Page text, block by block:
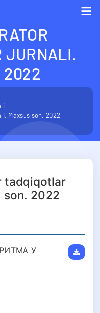
JURNALI.
2022
Maxsus son. 2022
tadqiqotlar
son. 2022
У